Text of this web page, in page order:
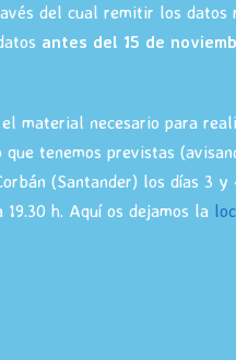
del cual remitir los datos
antes del 15 de
material necesario para
tenemos previstas
(Santander) los días 3
h. Aquí os dejamos la